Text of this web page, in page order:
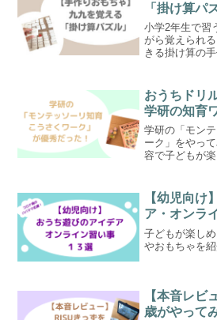
「掛け算パ
小学2年生で習
がら覚えられ
きる掛け算の
おうちドリ
学研の知育
学研の「モン
ーク」をやっ
容で子どもが
【幼児向け
ア・オンラ
子どもが楽し
やおもちゃを紹
【本音レビ
歳がやって